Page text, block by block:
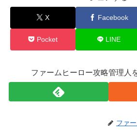
X Facebook
Pocket LINE
ファームヒーロー攻略管理人
ファ